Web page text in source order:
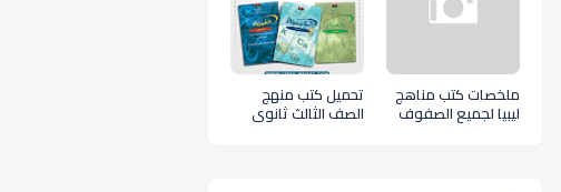
ملخصات كتب مناهج
ليبيا لجميع الصفوف
تحميل كتب منهج
الصف الثالث ثانوي